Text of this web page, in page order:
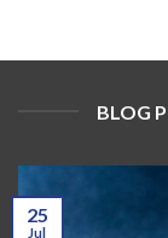
BLOG
25
Jul